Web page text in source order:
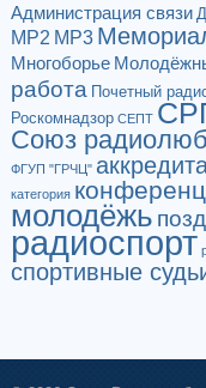
Администрация связи
МР2 МР3
Многоборье
работа Почетный
Роскомнадзор СЕПТ
Союз
ФГУП "ГРЧЦ"
категория
молодёжь
радиоспорт
спортивные